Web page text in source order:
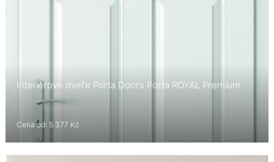
Interiérové dveře Porta Doors Porta ROYAL Premium
Cena od: 5 377 Kč